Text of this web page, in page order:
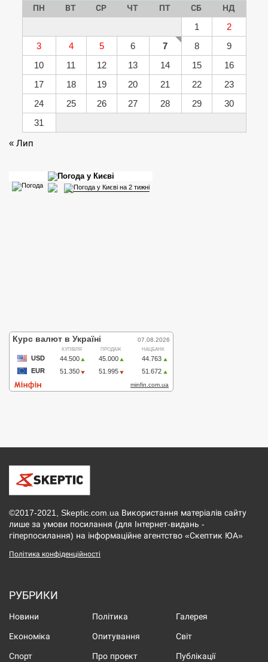
ПН ВТ СР ЧТ ПТ СБ НД
1
2
3
4 5 6 7 8
9
10
11 12 13 14 15
16
17
18 19 20 21 22
23
24
25 26 27 28 29
30
31
« Лип
©2017-2021, Skeptic.com.ua Використання матеріалів сайту
лише за умови посилання (для Інтернет-видань -
гіперпосилання) на інформаційне агентство «Скептик ЮА»
Політика конфіденційності
РУБРИКИ
Новини Політика Галерея
Економіка Опитування Світ
Спорт Про проект Публікації